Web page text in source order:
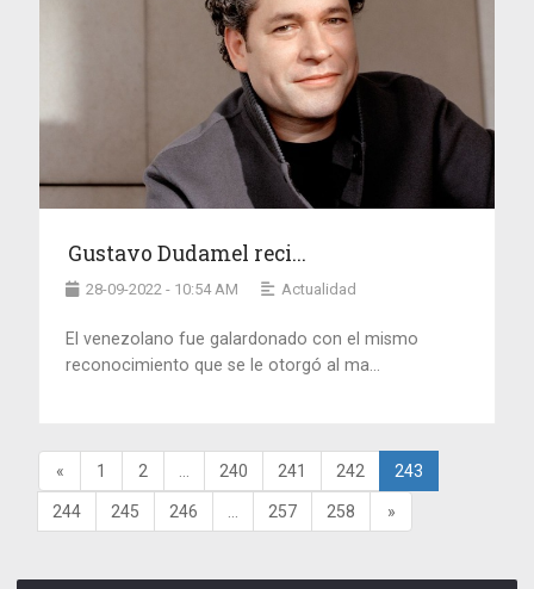
Gustavo Dudamel reci...
28-09-2022 - 10:54 AM Actualidad
El venezolano fue galardonado con el mismo
reconocimiento que se le otorgó al ma...
« 1 2 240 241 242 243
244 245 246 257 258 »